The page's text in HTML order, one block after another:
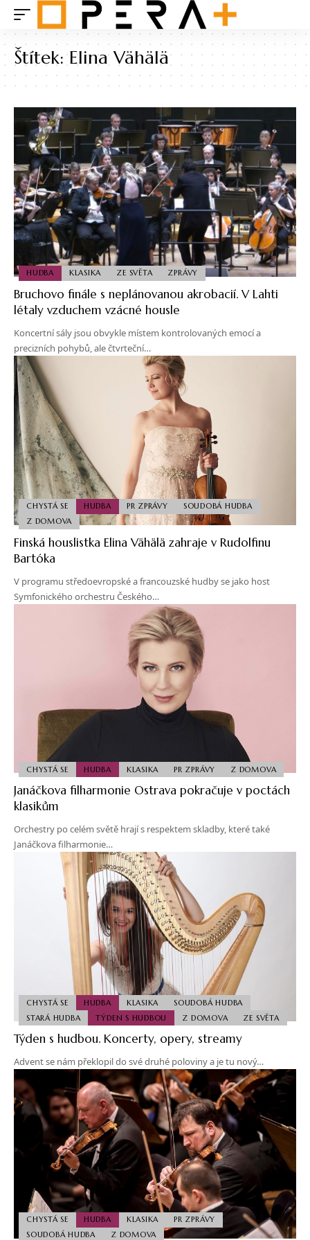
Štítek:Elina Vähälä
HUDBA KLASIKA ZE SVĚTA ZPRÁVY
Bruchovo finále s neplánovanou akrobacií. V Lahti
létaly vzduchem vzácné housle
Koncertní sály jsou obvykle místem kontrolovaných emocí a
precizních pohybů, ale čtvrteční…
CHYSTÁ SE HUDBA PR ZPRÁVY
SOUDOBÁ HUDBA
Z DOMOVA
Finská houslistka Elina Vähälä zahraje v Rudolfinu
Bartóka
V programu středoevropské a francouzské hudby se jako host
Symfonického orchestru Českého…
CHYSTÁ SE HUDBA KLASIKA PR ZPRÁVY Z DOMOVA
Janáčkova filharmonie Ostrava pokračuje v poctách
klasikům
Orchestry po celém světě hrají s respektem skladby, které také
Janáčkova filharmonie…
CHYSTÁ SE HUDBA KLASIKA
SOUDOBÁ HUDBA
STARÁ HUDBA
TÝDEN S HUDBOU Z DOMOVA ZE SVĚTA
Týden s hudbou. Koncerty, opery, streamy
Advent se nám překlopil do své druhé poloviny a je tu nový…
CHYSTÁ SE HUDBA KLASIKA
PR ZPRÁVY
SOUDOBÁ HUDBA
Z DOMOVA